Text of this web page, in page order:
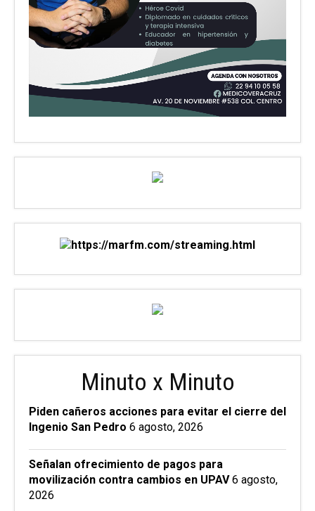
Minuto x Minuto
Piden cañeros acciones para evitar el cierre del
Ingenio San Pedro 6 agosto, 2026
Señalan ofrecimiento de pagos para
movilización contra cambios en UPAV 6 agosto,
2026